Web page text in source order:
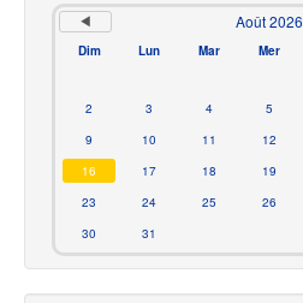
Août 2026
Dim Lun Mar Mer
2
3 4 5
9
10 11 12
16
17 18 19
23
24 25 26
30
31